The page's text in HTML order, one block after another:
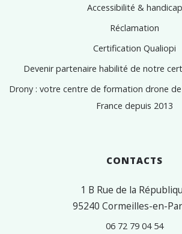
Accessibilité & handicap
Réclamation
Certification Qualiopi
Devenir partenaire habilité de notre
Drony : votre centre de formation drone
France depuis 2013
CONTACTS
1 B Rue de la
95240 Cormeilles-en-
06 72 79 04 54